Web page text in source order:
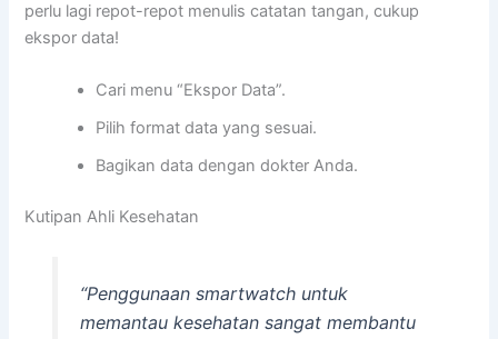
perlu lagi repot-repot menulis catatan tangan, cukup
ekspor data!
Cari menu “Ekspor Data”.
Pilih format data yang sesuai.
Bagikan data dengan dokter Anda.
Kutipan Ahli Kesehatan
“Penggunaan smartwatch untuk
memantau kesehatan sangat membantu